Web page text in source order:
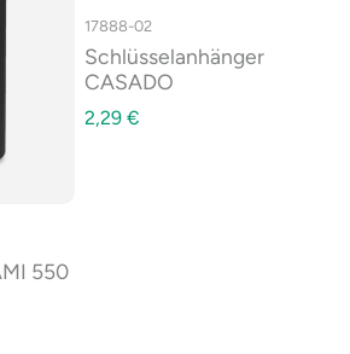
550
17888-02
Schlüsselanhänger
CASADO
2,29 €